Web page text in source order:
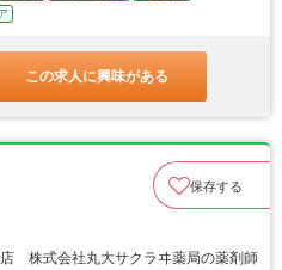
この求人に興味がある
保存する
株式会社丸大サクラヰ薬局の薬剤師